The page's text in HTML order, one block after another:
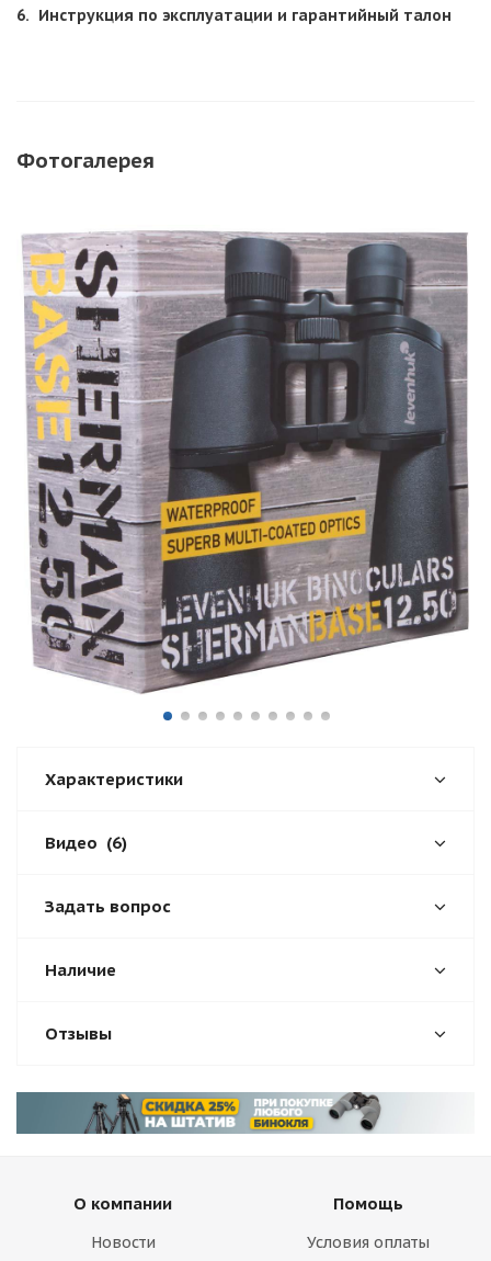
Инструкция по эксплуатации и гарантийный талон
Фотогалерея
Характеристики
Видео (6)
Задать вопрос
Наличие
Отзывы
О компании
Новости
Помощь
Условия оплаты